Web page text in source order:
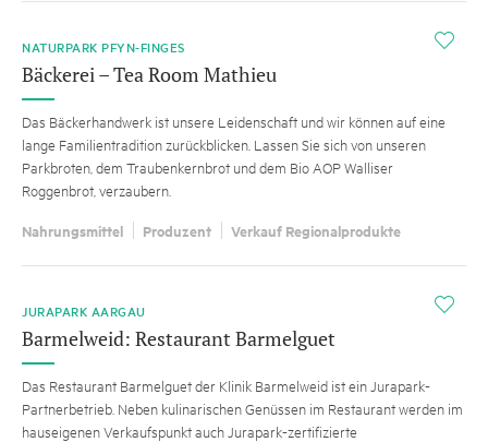
i
NATURPARK PFYN-FINGES
Bäckerei – Tea Room Mathieu
Das Bäckerhandwerk ist unsere Leidenschaft und wir können auf eine
lange Familientradition zurückblicken. Lassen Sie sich von unseren
Parkbroten, dem Traubenkernbrot und dem Bio AOP Walliser
Roggenbrot, verzaubern.
Nahrungsmittel Produzent Verkauf Regionalprodukte
i
JURAPARK AARGAU
Barmelweid: Restaurant Barmelguet
Das Restaurant Barmelguet der Klinik Barmelweid ist ein Jurapark-
Partnerbetrieb. Neben kulinarischen Genüssen im Restaurant werden im
hauseigenen Verkaufspunkt auch Jurapark-zertifizierte